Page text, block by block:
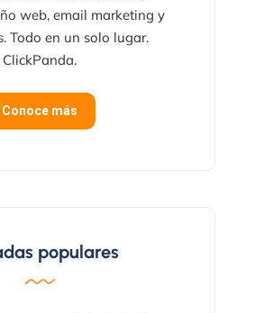
web, email marketing y
Todo en un solo lugar.
ClickPanda.
Conoce más
populares